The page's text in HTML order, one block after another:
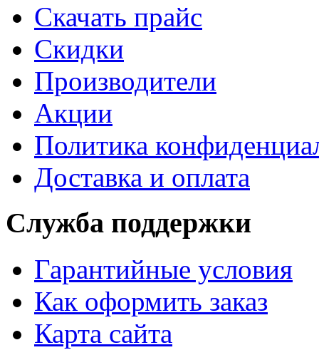
Cкачать прайс
Скидки
Производители
Акции
Политика
Доставка и оплата
Служба поддержки
Гарантийные условия
Как оформить заказ
Карта сайта